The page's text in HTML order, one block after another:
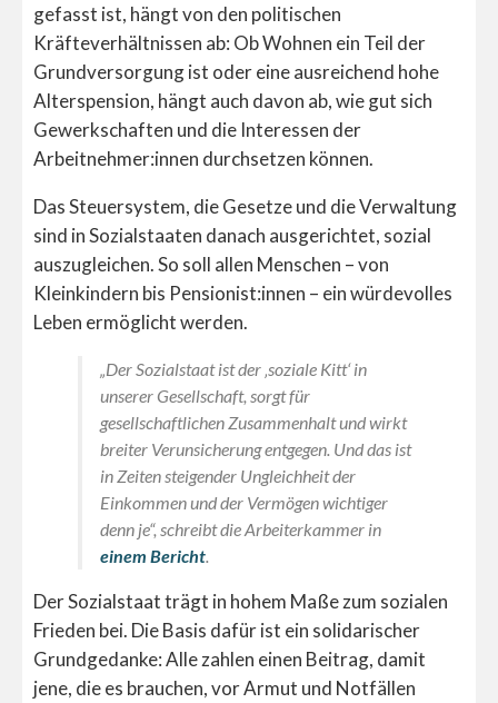
gefasst ist, hängt von den politischen
Kräfteverhältnissen ab: Ob Wohnen ein Teil der
Grundversorgung ist oder eine ausreichend hohe
Alterspension, hängt auch davon ab, wie gut sich
Gewerkschaften und die Interessen der
Arbeitnehmer:innen durchsetzen können.
Das Steuersystem, die Gesetze und die Verwaltung
sind in Sozialstaaten danach ausgerichtet, sozial
auszugleichen. So soll allen Menschen – von
Kleinkindern bis Pensionist:innen – ein würdevolles
Leben ermöglicht werden.
„Der Sozialstaat ist der ‚soziale Kitt‘ in
unserer Gesellschaft, sorgt für
gesellschaftlichen Zusammenhalt und wirkt
breiter Verunsicherung entgegen. Und das ist
in Zeiten steigender Ungleichheit der
Einkommen und der Vermögen wichtiger
denn je“, schreibt die Arbeiterkammer in
einem Bericht.
Der Sozialstaat trägt in hohem Maße zum sozialen
Frieden bei. Die Basis dafür ist ein solidarischer
Grundgedanke: Alle zahlen einen Beitrag, damit
jene, die es brauchen, vor Armut und Notfällen